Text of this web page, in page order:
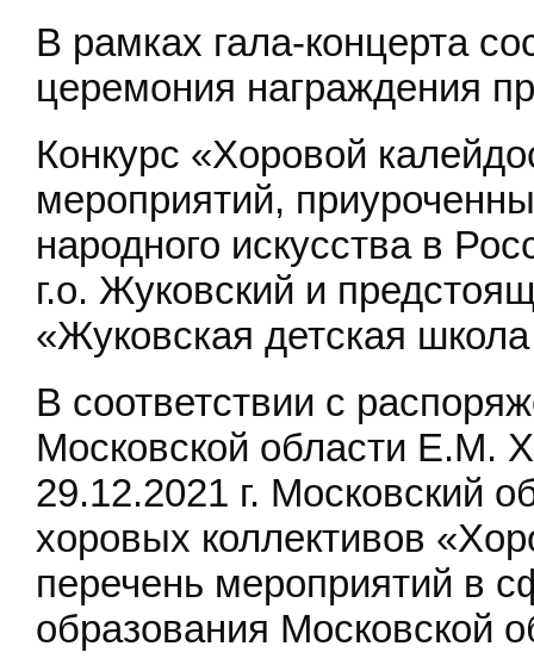
В рамках гала-концерта
церемония награждения
Конкурс «Хоровой
мероприятий,
народного искусства в
г.о. Жуковский и
«Жуковская детская
В соответствии с
Московской области Е.М.
29.12.2021 г. Московский
хоровых коллективов
перечень мероприятий в
образования Московской